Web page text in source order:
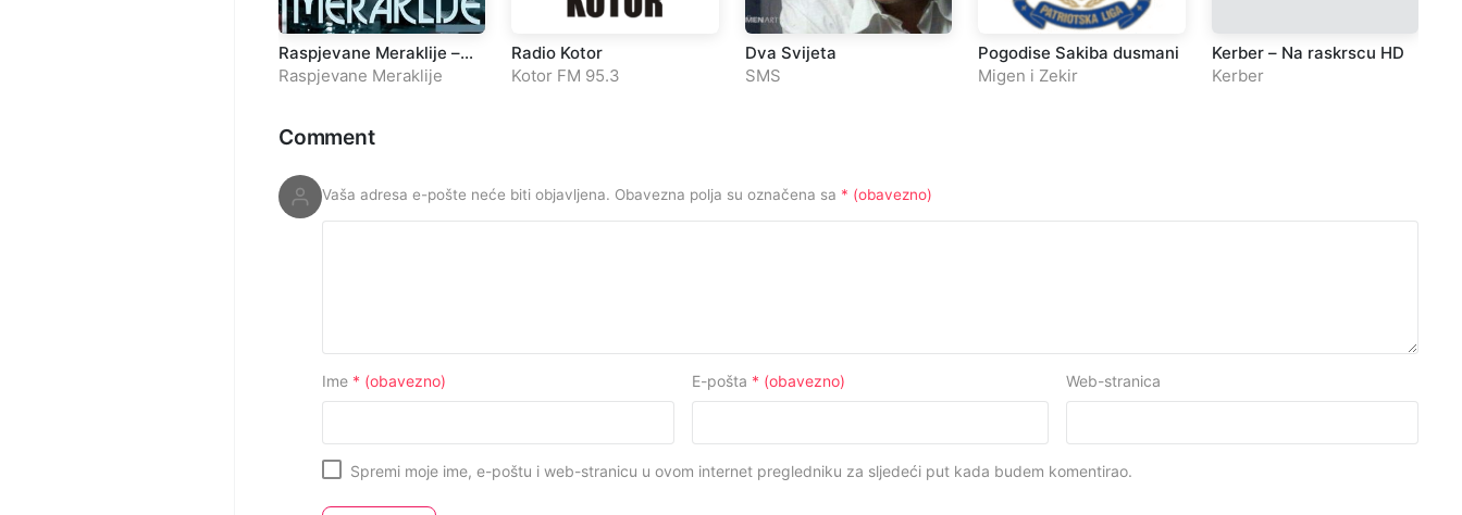
Raspjevane Meraklije –
Fikret Abdic Babo zvani
Raspjevane Meraklije
Radio Kotor
Kotor FM 95.3
Dva Svijeta
SMS
Pogodise Sakiba dusmani
Migen i Zekir
Kerber – Na raskrscu HD
Kerber
Comment
Vaša adresa e-pošte neće biti objavljena. Obavezna polja su označena sa * (obavezno)
Ime * (obavezno) E-pošta * (obavezno) Web-stranica
Spremi moje ime, e-poštu i web-stranicu u ovom internet pregledniku za sljedeći put kada budem komentirao.